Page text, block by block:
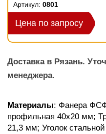
Артикул: 0801
Цена по запросу
Доставка в Рязань.
менеджера.
Материалы: Фанера
профильная 40х20 мм;
21,3 мм; Уголок